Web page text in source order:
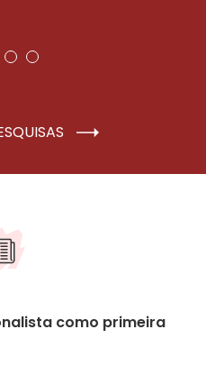
como primeira